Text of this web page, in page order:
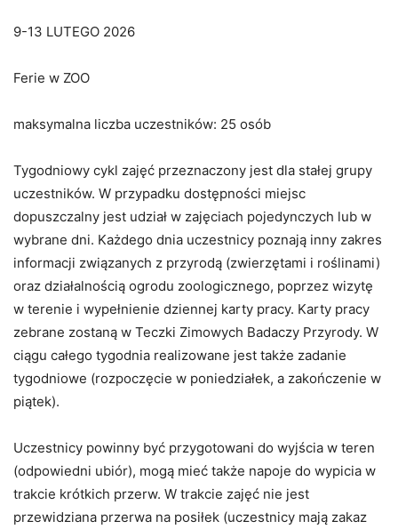
9-13 LUTEGO 2026
Ferie w ZOO
maksymalna liczba uczestników: 25 osób
Tygodniowy cykl zajęć przeznaczony jest dla stałej grupy
uczestników. W przypadku dostępności miejsc
dopuszczalny jest udział w zajęciach pojedynczych lub w
wybrane dni. Każdego dnia uczestnicy poznają inny zakres
informacji związanych z przyrodą (zwierzętami i roślinami)
oraz działalnością ogrodu zoologicznego, poprzez wizytę
w terenie i wypełnienie dziennej karty pracy. Karty pracy
zebrane zostaną w Teczki Zimowych Badaczy Przyrody. W
ciągu całego tygodnia realizowane jest także zadanie
tygodniowe (rozpoczęcie w poniedziałek, a zakończenie w
piątek).
Uczestnicy powinny być przygotowani do wyjścia w teren
(odpowiedni ubiór), mogą mieć także napoje do wypicia w
trakcie krótkich przerw. W trakcie zajęć nie jest
przewidziana przerwa na posiłek (uczestnicy mają zakaz